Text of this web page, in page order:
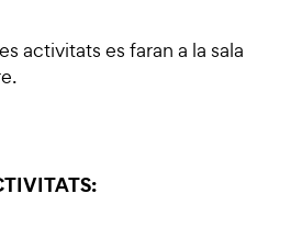
activitats es faran a la sala